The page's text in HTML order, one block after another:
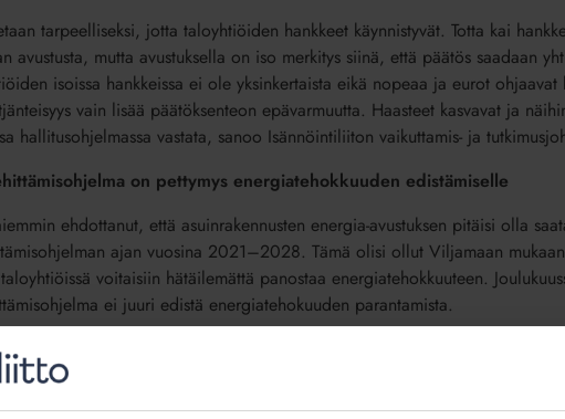
tarpeelliseksi, jotta taloyhtiöiden hankkeet käynnistyvät. Totta kai
avustusta, mutta avustuksella on iso merkitys siinä, että päätös saadaan
isoissa hankkeissa ei ole yksinkertaista eikä nopeaa ja eurot ohjaavat
vain lisää päätöksenteon epävarmuutta. Haasteet kasvavat ja
hallitusohjelmassa vastata, sanoo Isännöintiliiton vaikuttamis- ja
on pettymys energiatehokkuuden edistämiselle
ehdottanut, että asuinrakennusten energia-avustuksen pitäisi olla
ajan vuosina 2021–2028. Tämä olisi ollut Viljamaan
voitaisiin hätäilemättä panostaa energiatehokkuuteen.
ei juuri edistä energiatehokuuden parantamista.
eteenpäin ja energiaremontit sekä energiatehokkuustoimenpiteet olisi
hiilineutraalisuustavoitteisiin, joiden saavuttamisessa asumisen